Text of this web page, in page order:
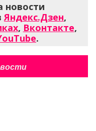
новости
Яндекс.Дзен,
, Вконтакте,
.